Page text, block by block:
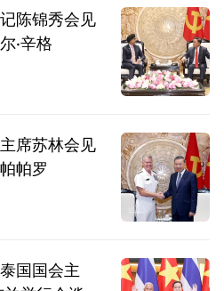
陈锦秀会见
·辛格
席苏林会见
帕罗
国国会主